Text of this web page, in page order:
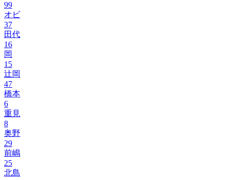
99
オビ
37
田代
16
岡
15
辻岡
47
橋本
6
重見
8
奥野
29
前嶋
25
北島